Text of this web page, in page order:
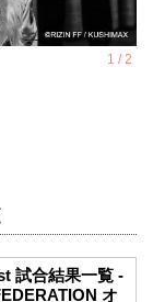
試合結果一覧 -
オ